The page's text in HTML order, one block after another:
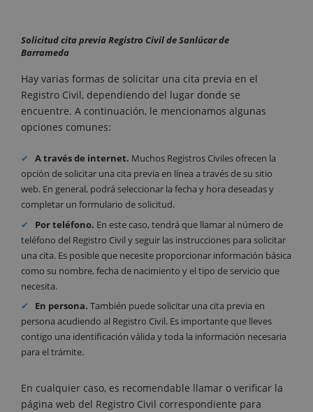
Solicitud cita previa Registro Civil de Sanlúcar de
Barrameda
Hay varias formas de solicitar una cita previa en el
Registro Civil, dependiendo del lugar donde se
encuentre. A continuación, le mencionamos algunas
opciones comunes:
A través de internet. Muchos Registros Civiles ofrecen la
opción de solicitar una cita previa en línea a través de su sitio
web. En general, podrá seleccionar la fecha y hora deseadas y
completar un formulario de solicitud.
Por teléfono. En este caso, tendrá que llamar al número de
teléfono del Registro Civil y seguir las instrucciones para solicitar
una cita. Es posible que necesite proporcionar información básica
como su nombre, fecha de nacimiento y el tipo de servicio que
necesita.
En persona. También puede solicitar una cita previa en
persona acudiendo al Registro Civil. Es importante que lleves
contigo una identificación válida y toda la información necesaria
para el trámite.
En cualquier caso, es recomendable llamar o verificar la
página web del Registro Civil correspondiente para